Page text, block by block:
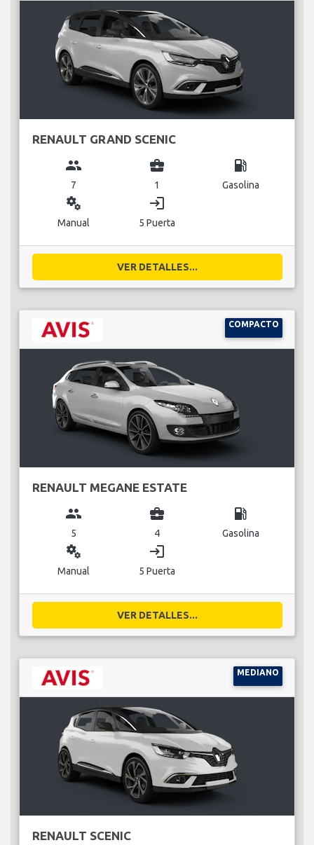
RENAULT GRAND SCENIC
group
7
business_center
1
local_gas_station
Gasolina
miscellaneous_services
Manual
login
5 Puerta
VER DETALLES...
COMPACTO
RENAULT MEGANE ESTATE
group
5
business_center
4
local_gas_station
Gasolina
miscellaneous_services
Manual
login
5 Puerta
VER DETALLES...
MEDIANO
RENAULT SCENIC